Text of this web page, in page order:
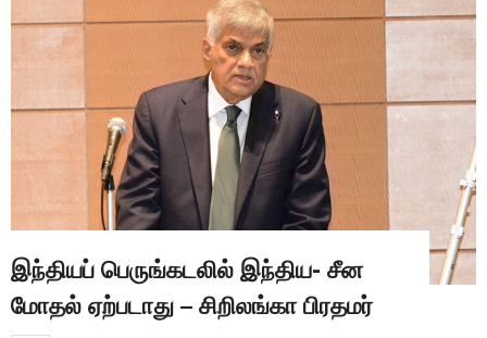
இந்தியப் பெருங்கடலில் இந்திய- சீன
மோதல் ஏற்படாது – சிறிலங்கா பிரதமர்